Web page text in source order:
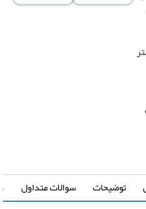
توضیحات سوالات متداول